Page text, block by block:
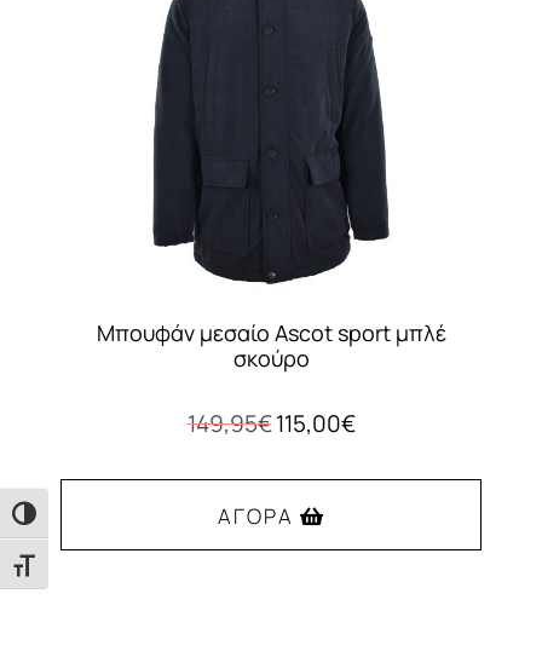
Εναλλαγή Υψηλής Αντίθεσης
Εναλλαγή Μεγέθους Γραμμάτων
Μπουφάν μεσαίο Ascot sport μπλέ
σκούρο
149,95€ Original
was:
149,95€.
115,00€Η
τιμή
ΑΓΟΡΆ